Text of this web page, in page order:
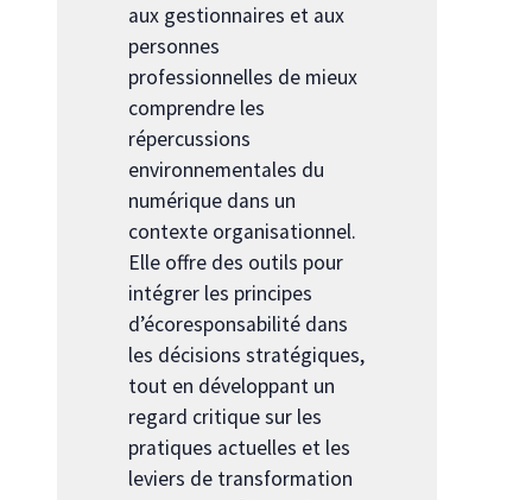
aux gestionnaires et aux
personnes
professionnelles de mieux
comprendre les
répercussions
environnementales du
numérique dans un
contexte organisationnel.
Elle offre des outils pour
intégrer les principes
d’écoresponsabilité dans
les décisions stratégiques,
tout en développant un
regard critique sur les
pratiques actuelles et les
leviers de transformation